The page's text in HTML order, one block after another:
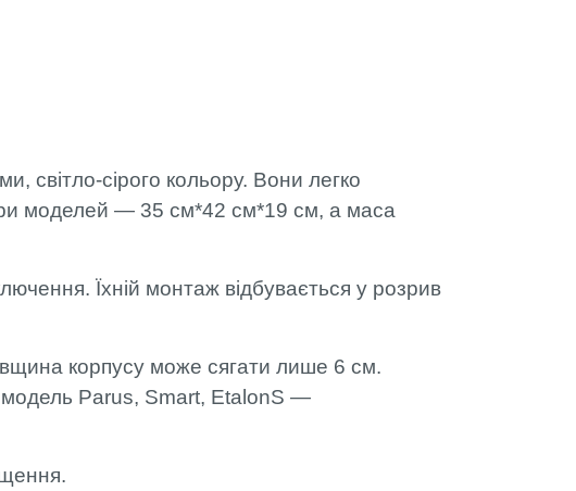
світло-сірого кольору. Вони легко
моделей — 35 см*42 см*19 см, а маса
Їхній монтаж відбувається у розрив
корпусу може сягати лише 6 см.
модель Parus, Smart, EtalonS —